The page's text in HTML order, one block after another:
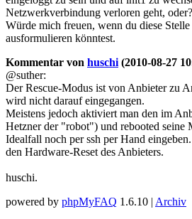
Netzwerkverbindung verloren geht,
Würde mich freuen, wenn du diese
ausformulieren könntest.
Kommentar von huschi(2010-08-27
@suther:
Der Rescue-Modus ist von Anbieter zu
wird nicht darauf eingegangen.
Meistens jedoch aktiviert man den im
Hetzner der "robot") und rebooted seine
Idealfall noch per ssh per Hand
den Hardware-Reset des Anbieters.
huschi.
powered by phpMyFAQ 1.6.10 | Archiv